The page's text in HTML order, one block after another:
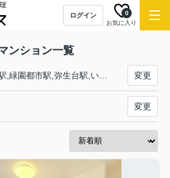
ログイン
お気に入り
0
ンション一覧
変更
変更